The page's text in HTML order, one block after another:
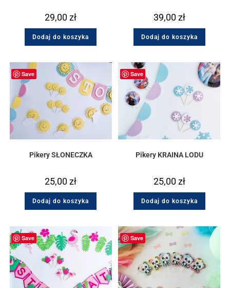
29,00zł
Dodaj do koszyka
39,00zł
Dodaj do koszyka
Save
Pikery SŁONECZKA
25,00zł
Dodaj do koszyka
Save
Pikery KRAINA LODU
25,00zł
Dodaj do koszyka
Save Save